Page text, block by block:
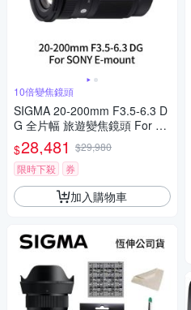
10倍變焦鏡頭
SIGMA 20-200mm F3.5-6.3 D
G 全片幅 旅遊變焦鏡頭 For S
ONY E-mount (公司貨)
$28,481 $29,980
限時下殺
券
加入購物車